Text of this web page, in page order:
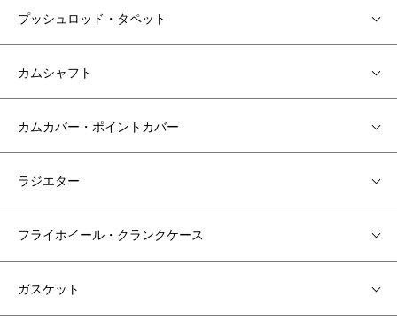
プッシュロッド・タペット
カムシャフト
カムカバー・ポイントカバー
ラジエター
フライホイール・クランクケース
ガスケット